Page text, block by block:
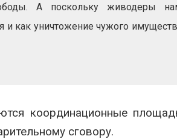
А поскольку живодеры
и как уничтожение чужого
координационные
сговору.
Суд запретил